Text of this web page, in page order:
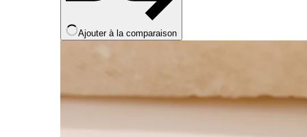
Ajouter à la comparaison